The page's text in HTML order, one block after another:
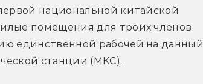
национальной китайской
помещения для троих членов
единственной рабочей на данный
станции (МКС).